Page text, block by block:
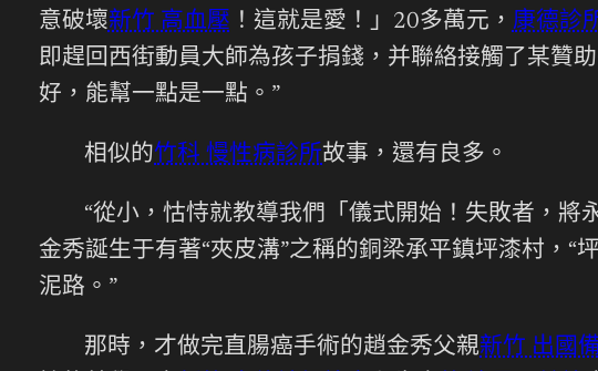
意破壞新竹 高血壓 ！這就是愛！」20多萬元， 康德診
即趕回西街動員大師為孩子捐錢，并聯絡接觸了某贊
好，能幫一點是一點。”
相似的竹科 慢性病診所故事，還有良多。
“從小，怙恃就教導我們「儀式開始！失敗者，
金秀誕生于有著“夾皮溝”之稱的銅梁承平鎮坪漆村，“
泥路。”
那時，才做完直腸癌手術的趙金秀父親新竹 出國